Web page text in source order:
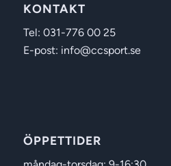
KONTAKT
Tel: 031-776 00 25
E-post: info@ccsport.se
ÖPPETTIDER